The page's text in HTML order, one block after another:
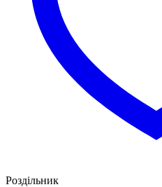
Роздільник